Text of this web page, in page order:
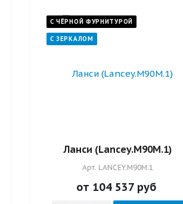
С ЧЁРНОЙ ФУРНИТУРОЙ
С ЗЕРКАЛОМ
Ланси (Lancey.M90M.1)
Арт. LANCEY.M90M.1
от 104 537 руб